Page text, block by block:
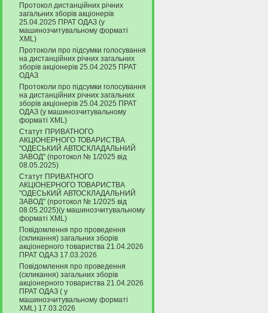
Протокол дистанційних річних
загальних зборів акціонерів
25.04.2025 ПРАТ ОДАЗ (у
машинозчитувальному форматі
XML)
Протоколи про підсумки голосування
на дистанційних річних загальних
зборів акціонерів 25.04.2025 ПРАТ
ОДАЗ
Протоколи про підсумки голосування
на дистанційних річних загальних
зборів акціонерів 25.04.2025 ПРАТ
ОДАЗ (у машинозчитувальному
форматі XML)
Статут ПРИВАТНОГО
АКЦІОНЕРНОГО ТОВАРИСТВА
"ОДЕСЬКИЙ АВТОСКЛАДАЛЬНИЙ
ЗАВОД" (протокол № 1/2025 від
08.05.2025)
Статут ПРИВАТНОГО
АКЦІОНЕРНОГО ТОВАРИСТВА
"ОДЕСЬКИЙ АВТОСКЛАДАЛЬНИЙ
ЗАВОД" (протокол № 1/2025 від
08.05.2025)(у машинозчитувальному
форматі XML)
Повідомлення про проведення
(скликання) загальних зборів
акціонерного товариства 21.04.2026
ПРАТ ОДАЗ 17.03.2026
Повідомлення про проведення
(скликання) загальних зборів
акціонерного товариства 21.04.2026
ПРАТ ОДАЗ ( у
машинозчитувальному форматі
XML) 17.03.2026